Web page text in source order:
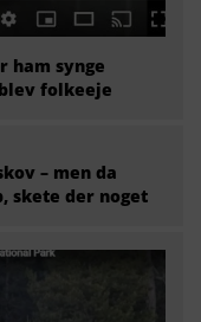
ham synge
folkeeje
– men da
skete der noget